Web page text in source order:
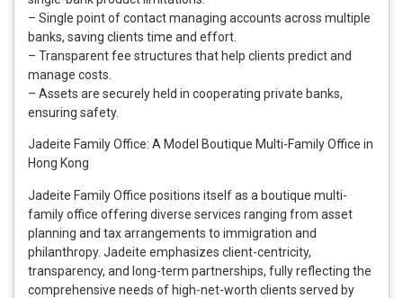
– Single point of contact managing accounts across multiple
banks, saving clients time and effort.
– Transparent fee structures that help clients predict and
manage costs.
– Assets are securely held in cooperating private banks,
ensuring safety.
Jadeite Family Office: A Model Boutique Multi-Family Office in
Hong Kong
Jadeite Family Office positions itself as a boutique multi-
family office offering diverse services ranging from asset
planning and tax arrangements to immigration and
philanthropy. Jadeite emphasizes client-centricity,
transparency, and long-term partnerships, fully reflecting the
comprehensive needs of high-net-worth clients served by